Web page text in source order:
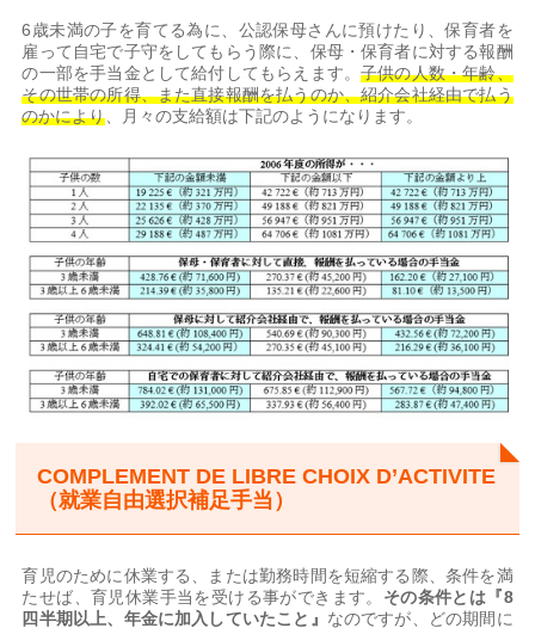
6歳未満の子を育てる為に、公認保母さんに預けたり、保育者を
雇って自宅で子守をしてもらう際に、保母・保育者に対する報酬
の一部を手当金として給付してもらえます。子供の人数・年齢、
その世帯の所得、また直接報酬を払うのか、紹介会社経由で払う
のかにより、月々の支給額は下記のようになります。
COMPLEMENT DE LIBRE CHOIX D’ACTIVITE
（就業自由選択補足手当）
育児のために休業する、または勤務時間を短縮する際、条件を満
たせば、育児休業手当を受ける事ができます。 その条件とは『8
四半期以上、年金に加入していたこと』 なのですが、どの期間に